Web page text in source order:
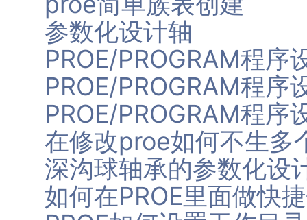
参数化设计轴
PROE/PROGRAM程序
PROE/PROGRAM程序
PROE/PROGRAM程序
在修改proe如何不生多
深沟球轴承的参数化设
如何在PROE里面做快